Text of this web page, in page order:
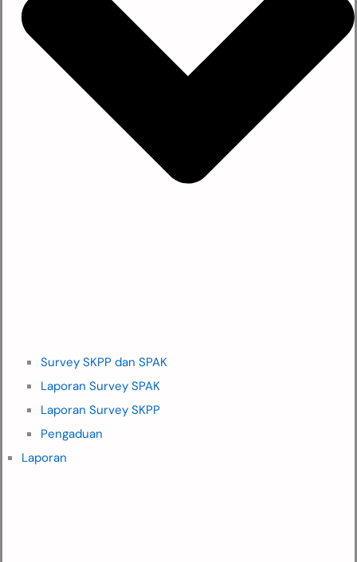
Survey SKPP dan SPAK
Laporan Survey SPAK
Laporan Survey SKPP
Pengaduan
Laporan